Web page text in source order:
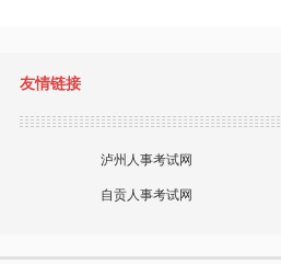
友情链接
泸州人事考试网
自贡人事考试网